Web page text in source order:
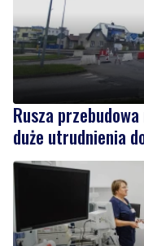
Rusza
duże utrudnienia